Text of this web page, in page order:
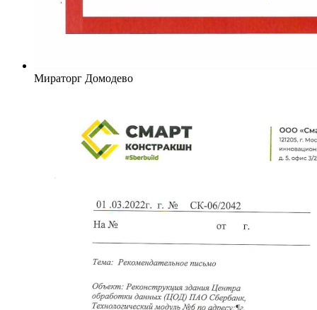
Мираторг Домодево